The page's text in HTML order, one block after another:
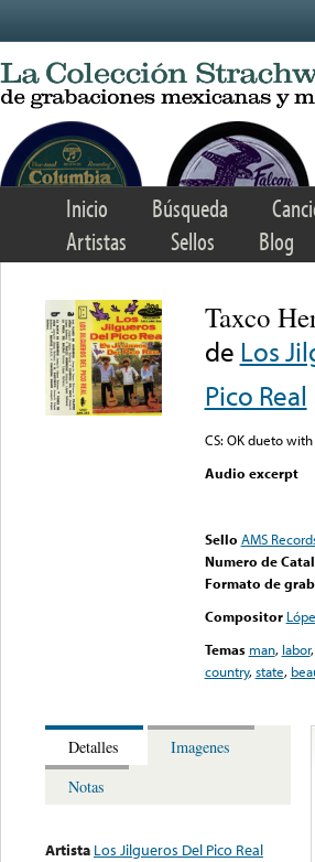
Inicio Búsqueda
Artistas
Sellos Blog
Taxco
de Los
Pico Real
CS: OK dueto
Audio excerpt
Sello AMS
Numero de
Formato de
Compositor
Temas man, labor,
country,state,
Detalles
Imagenes
Notas
Artista Los Jilgueros Del Pico Real